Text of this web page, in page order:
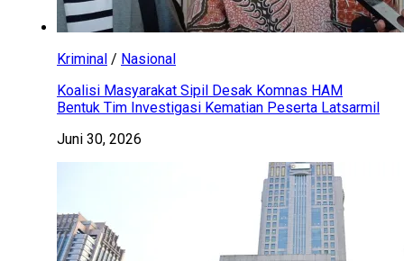
Kriminal / Nasional
Koalisi Masyarakat Sipil Desak Komnas HAM
Bentuk Tim Investigasi Kematian Peserta Latsarmil
Juni 30, 2026